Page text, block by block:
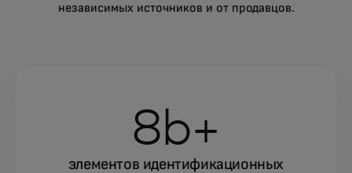
независимых источников и от продавцов.
8b+
элементов идентификационных